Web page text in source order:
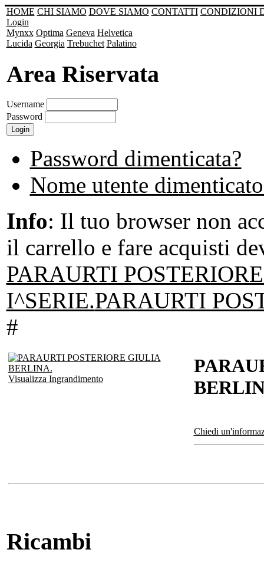
HOME CHI SIAMO DOVE SIAMO CONTATTI CONDIZIONI
Login
Mynxx Optima Geneva Helvetica
Lucida Georgia Trebuchet Palatino
Area Riservata
Username
Password
Password dimenticata?
Nome utente
Info: Il tuo browser non
il carrello e fare acquisti
PARAURTI
I^SERIE.PARAURTI
#
Visualizza Ingrandimento
Chiedi
Ricambi